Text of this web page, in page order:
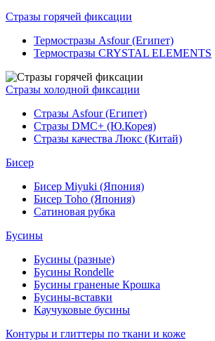
Стразы горячей фиксации
Термостразы Asfour (Египет)
Термостразы CRYSTAL ELEMENTS
Стразы холодной фиксации
Стразы Asfour (Египет)
Стразы DMC+ (Ю.Корея)
Стразы качества Люкс (Китай)
Бисер
Бисер Miyuki (Япония)
Бисер Toho (Япония)
Сатиновая рубка
Бусины
Бусины (разные)
Бусины Rondelle
Бусины граненые Крошка
Бусины-вставки
Каучуковые бусины
Контуры и глиттеры по ткани и коже